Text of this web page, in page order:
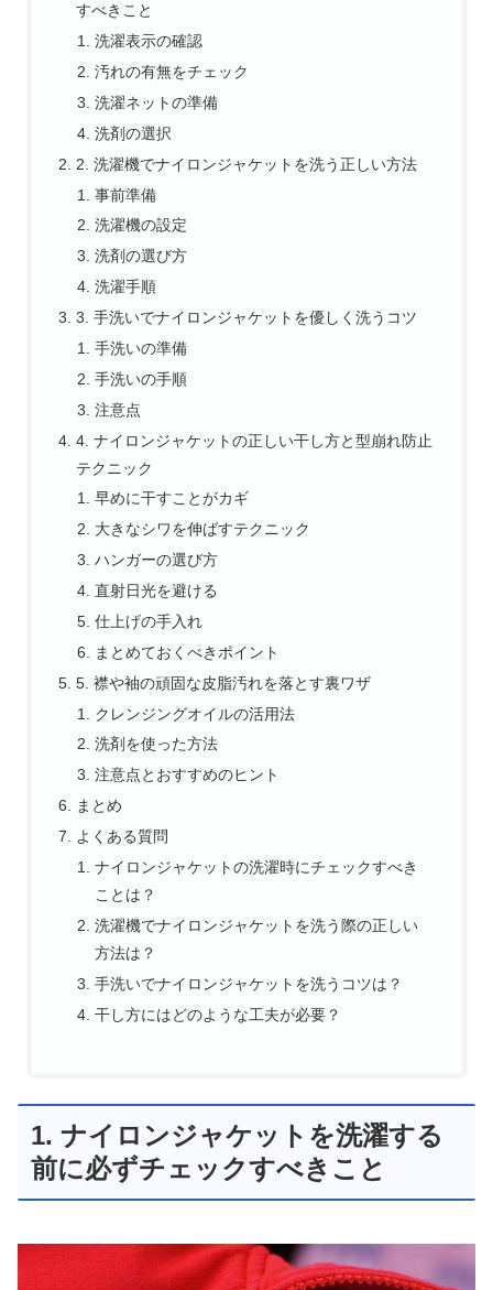
すべきこと
洗濯表示の確認
汚れの有無をチェック
洗濯ネットの準備
洗剤の選択
2. 洗濯機でナイロンジャケットを洗う正しい方法
事前準備
洗濯機の設定
洗剤の選び方
洗濯手順
3. 手洗いでナイロンジャケットを優しく洗うコツ
手洗いの準備
手洗いの手順
注意点
4. ナイロンジャケットの正しい干し方と型崩れ防止
テクニック
早めに干すことがカギ
大きなシワを伸ばすテクニック
ハンガーの選び方
直射日光を避ける
仕上げの手入れ
まとめておくべきポイント
5. 襟や袖の頑固な皮脂汚れを落とす裏ワザ
クレンジングオイルの活用法
洗剤を使った方法
注意点とおすすめのヒント
まとめ
よくある質問
ナイロンジャケットの洗濯時にチェックすべき
ことは？
洗濯機でナイロンジャケットを洗う際の正しい
方法は？
手洗いでナイロンジャケットを洗うコツは？
干し方にはどのような工夫が必要？
1. ナイロンジャケットを洗濯する
前に必ずチェックすべきこと